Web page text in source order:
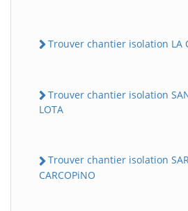
Trouver chantier isolation LA
Trouver chantier isolation
LOTA
Trouver chantier isolation
CARCOPiNO